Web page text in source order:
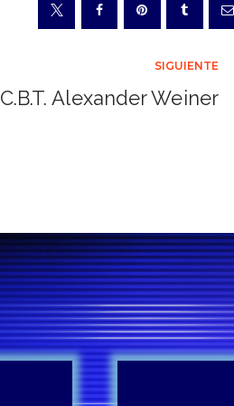
SIGUIENTE
C.B.T. Alexander Weiner